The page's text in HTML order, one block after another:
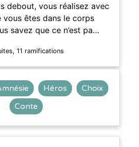
debout, vous réalisez avec
êtes dans le corps
savez que ce n’est pa…
11 ramifications
Héros
Choix
Conte